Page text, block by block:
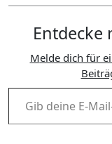
Entdecke
Melde dich für ein Abonnement an, um die neuesten
Gib deine E-Mail-Adresse ein ...